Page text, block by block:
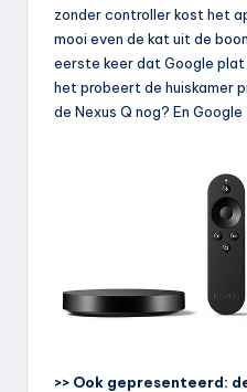
zonder controller kost het
mooi even de kat uit de
eerste keer dat Google
het probeert de huiskamer
de Nexus Q nog? En
>> Ook gepresenteerd: